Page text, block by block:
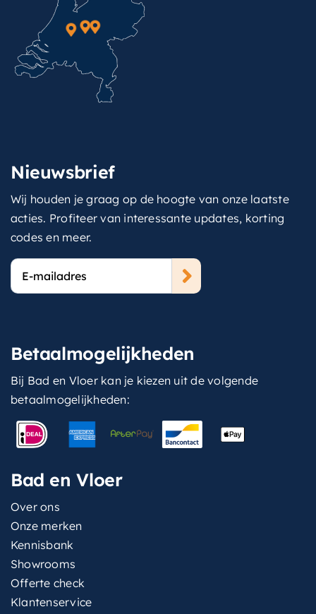
Nieuwsbrief
Wij houden je graag op de hoogte van onze laatste
acties. Profiteer van interessante updates, korting
codes en meer.
E-
mailadres
Betaalmogelijkheden
Bij Bad en Vloer kan je kiezen uit de volgende
betaalmogelijkheden:
Bad en Vloer
Over ons
Onze merken
Kennisbank
Showrooms
Offerte check
Klantenservice